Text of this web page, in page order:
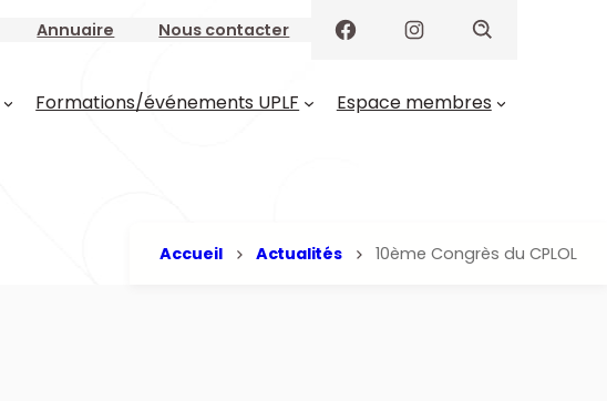
Annuaire Nous contacter
Formations/événements UPLF Espace membres
Accueil Actualités 10ème Congrès du CPLOL